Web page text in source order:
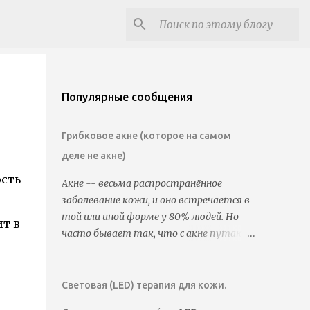
в
Популярные сообщения
Грибковое акне (которое на самом
деле не акне)
Акне -- весьма распространённое
заболевание кожи, и оно встречается в
той или иной форме у 80% людей. Но
часто бывает так, что с акне путают
являются. Часто бывает так, что
Световая (LED) терапия для кожи.